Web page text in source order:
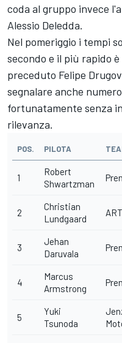
coda al gruppo invece
Alessio Deledda.
Nel pomeriggio i tempi
secondo e il più rapido
preceduto Felipe
segnalare anche
fortunatamente senza
rilevanza.
POS. PILOTA
1
Robert
Shwartzman
2
Christian
Lundgaard
3
Jehan
Daruvala
4
Marcus
Armstrong
5
Yuki
Tsunoda